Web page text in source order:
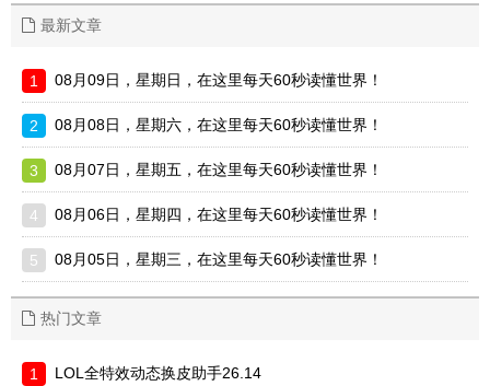
最新文章
08月09日，星期日，在这里每天60秒读懂世界！
08月08日，星期六，在这里每天60秒读懂世界！
08月07日，星期五，在这里每天60秒读懂世界！
08月06日，星期四，在这里每天60秒读懂世界！
08月05日，星期三，在这里每天60秒读懂世界！
热门文章
LOL全特效动态换皮助手26.14